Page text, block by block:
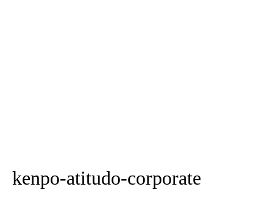
kenpo-atitudo-corporate